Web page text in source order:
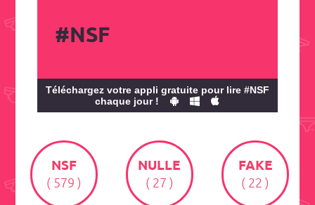
#NSF
Téléchargez votre appli gratuite pour lire #NSF
chaque jour !
NSF
( 579 )
NULLE
( 27 )
FAKE
( 22 )